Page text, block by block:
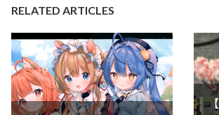
RELATED ARTICLES